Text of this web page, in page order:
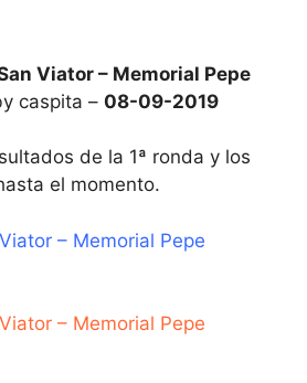
Viator – Memorial Pepe
caspita – 08-09-2019
de la 1ª ronda y los
el momento.
– Memorial Pepe
– Memorial Pepe